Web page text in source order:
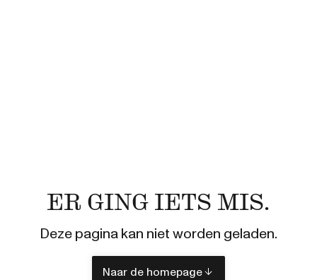
ER GING IETS MIS.
Deze pagina kan niet worden geladen.
Naar de homepage